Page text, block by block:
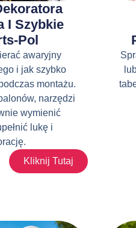
I Szybkie
Pol
awaryjny
i jak szybko
montażu.
narzędzi
wymienić
lukę i
Kliknij Tutaj